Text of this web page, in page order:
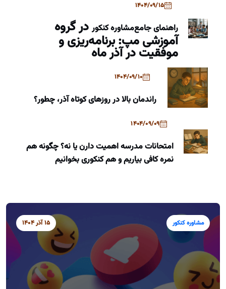
1404/09/15
راهنمای جامعمشاوره کنکوردر گروه
آموزشی مپ: برنامه‌ریزی و
موفقیت در آذر ماه
1404/09/10
راندمان بالا در روزهای کوتاه آذر، چطور؟
1404/09/09
امتحانات مدرسه اهمیت دارن یا نه؟ چگونه هم
نمره کافی بیاریم و هم کنکوری بخوانیم
مشاوره کنکور 15 آذر 1404